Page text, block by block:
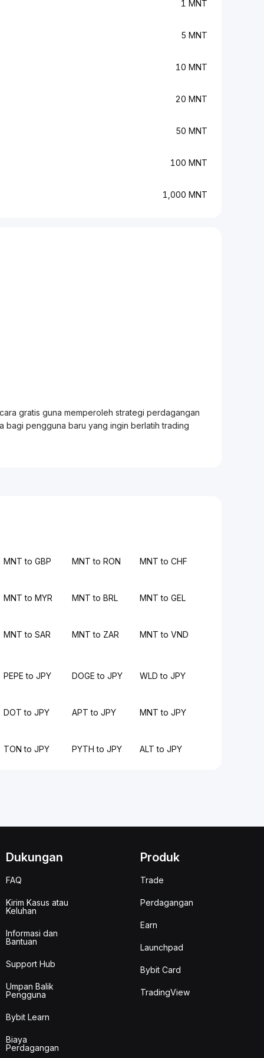
1 MNT
5 MNT
10 MNT
20 MNT
50 MNT
100 MNT
1,000 MNT
gratis guna memperoleh strategi perdagangan
bagi pengguna baru yang ingin berlatihtrading
MNT to GBP MNT to RON MNT to CHF
MNT to MYR MNT to BRL MNT to GEL
MNT to SAR MNT to ZAR MNT to VND
PEPE to JPY DOGE to JPY WLD to JPY
DOT to JPY APT to JPY MNT to JPY
TON to JPY PYTH to JPY ALT to JPY
Dukungan
FAQ
Kirim Kasus atau
Keluhan
Informasi dan
Bantuan
Support Hub
Umpan Balik
Pengguna
Bybit Learn
Biaya
Perdagangan
Produk
Trade
Perdagangan
Earn
Launchpad
Bybit Card
TradingView